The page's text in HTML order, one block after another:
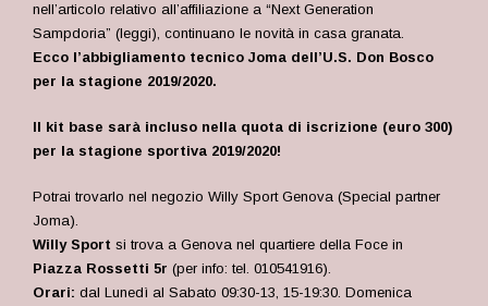
nell’articolo relativo all’affiliazione a “Next Generation
Sampdoria” (leggi), continuano le novità in casa granata.
Ecco l’abbigliamento tecnico Joma dell’U.S. Don Bosco
per la stagione 2019/2020.
Il kit base sarà incluso nella quota di iscrizione (euro 300)
per la stagione sportiva 2019/2020!
Potrai trovarlo nel negozio Willy Sport Genova (Special partner
Joma).
Willy Sport si trova a Genova nel quartiere della Foce in
Piazza Rossetti 5r (per info: tel. 010541916).
Orari: dal Lunedì al Sabato 09:30-13, 15-19:30. Domenica